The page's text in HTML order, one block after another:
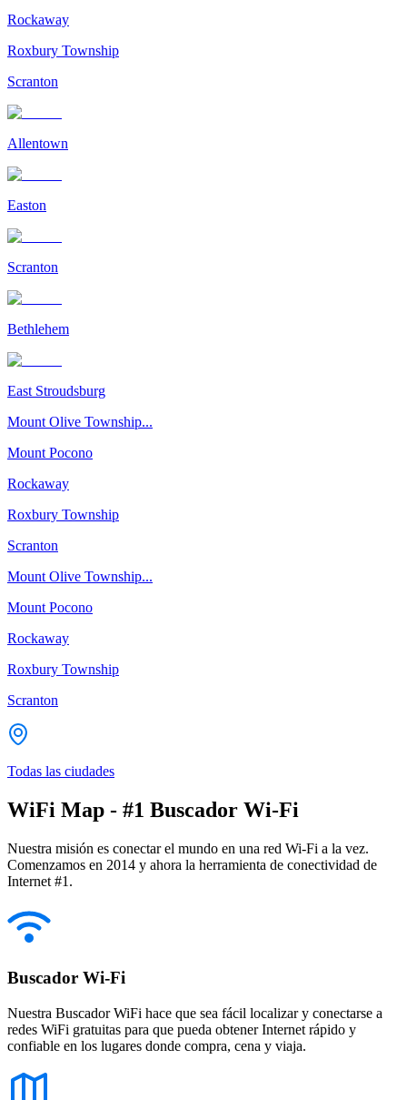
Rockaway
Roxbury Township
Scranton
Allentown
Easton
Scranton
Bethlehem
East Stroudsburg
Mount Olive Township...
Mount Pocono
Rockaway
Roxbury Township
Scranton
Mount Olive Township...
Mount Pocono
Rockaway
Roxbury Township
Scranton
Todas las ciudades
WiFi Map - #1 Buscador Wi-Fi
Nuestra misión es conectar el mundo en una red Wi-Fi a la vez.
Comenzamos en 2014 y ahora la herramienta de conectividad de
Internet #1.
Buscador Wi-Fi
Nuestra Buscador WiFi hace que sea fácil localizar y conectarse a
redes WiFi gratuitas para que pueda obtener Internet rápido y
confiable en los lugares donde compra, cena y viaja.